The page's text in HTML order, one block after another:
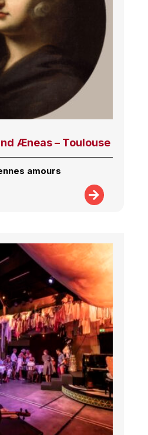
Æneas – Toulouse
amours